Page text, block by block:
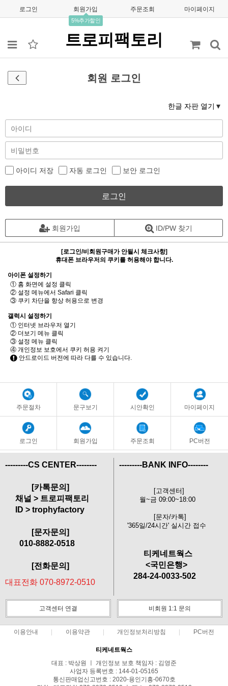
로그인 회원가입
5%추가할인
주문조회 마이페이지
트로피팩토리
회원 로그인
한글 자판 열기
아이디 저장 자동 로그인 보안 로그인
로그인
회원가입 ID/PW 찾기
[로그인/비회원구매가 안될시 체크사항]
휴대폰 브라우저의 쿠키를 허용해야 합니다.
아이폰 설정하기
① 홈 화면에 설정 클릭
② 설정 메뉴에서 Safari 클릭
③ 쿠키 차단을 항상 허용으로 변경
갤럭시 설정하기
① 인터넷 브라우저 열기
② 더보기 메뉴 클릭
③ 설정 메뉴 클릭
④ 개인정보 보호에서 쿠키 허용 켜기
안드로이드 버전에 따라 다를 수 있습니다.
주문절차 문구보기 시안확인 마이페이지
로그인 회원가입 주문조회 PC버전
---------CS CENTER--------
[카톡문의]
채널 > 트로피팩토리
ID > trophyfactory
[문자문의]
010-8882-0518
[전화문의]
대표전화 070-8972-0510
---------BANK INFO--------
[고객센터]
월~금 09:00~18:00
[문자/카톡]
'365일/24시간' 실시간 접수
티케네트웍스
<국민은행>
284-24-0033-502
고객센터 연결 비회원 1:1 문의
이용안내 이용약관 개인정보처리방침 PC버전
티케네트웍스
대표 : 박상원 ㅣ 개인정보 보호 책임자 : 김영준
사업자 등록번호 : 144-01-05165
통신판매업신고번호 : 2020-용인기흥-0670호